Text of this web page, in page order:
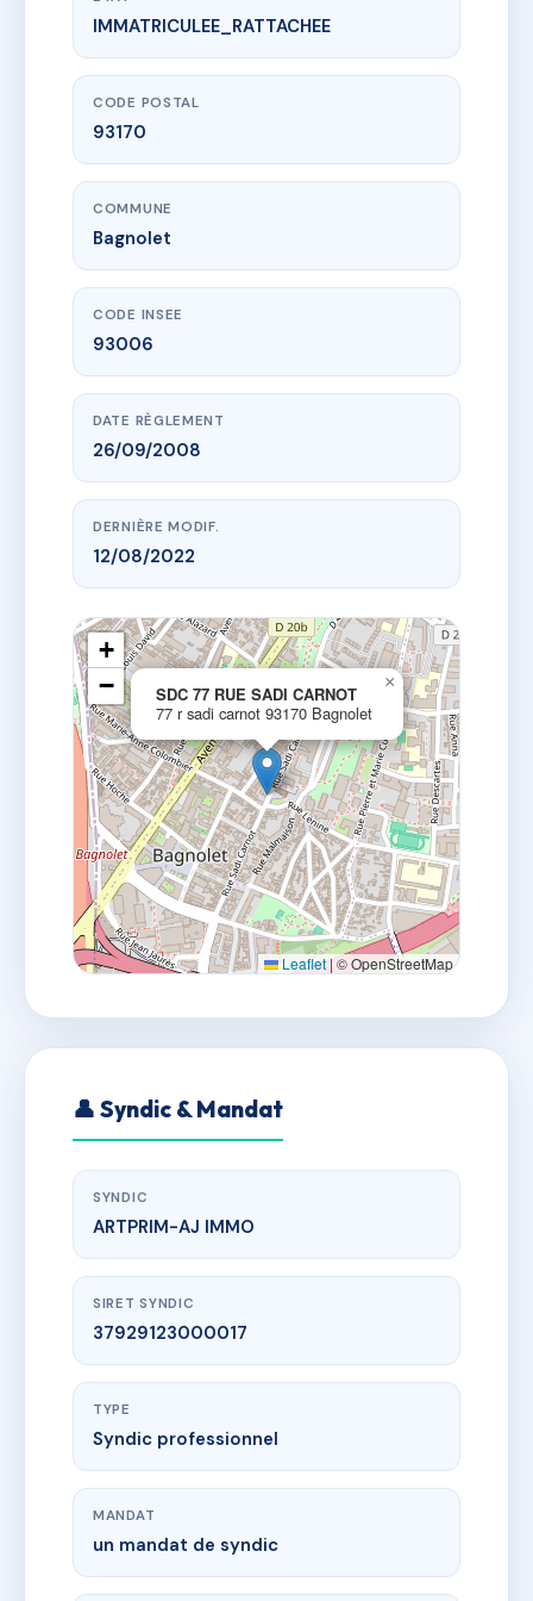
www.vme.plus/AE3438306
SDC 77 RUE SADI CARNOT
77 r sadi carnot
IMMATRICULEE_RATTACHEE
CODE POSTAL
93170
COMMUNE
Bagnolet
CODE INSEE
93006
DATE RÈGLEMENT
26/09/2008
DERNIÈRE MODIF.
12/08/2022
SDC 77 RUE SADI CARNOT
77 r sadi carnot 93170 Bagnolet
×
+
−
Leaflet|© OpenStreetMap
👤 Syndic & Mandat
SYNDIC
ARTPRIM-AJ IMMO
SIRET SYNDIC
37929123000017
TYPE
Syndic professionnel
MANDAT
un mandat de syndic